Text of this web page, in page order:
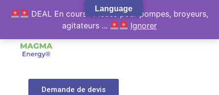
Demande de devis
Language
DEAL En cours : Pièces pour pompes, broyeurs,
agitateurs ...
Ignorer